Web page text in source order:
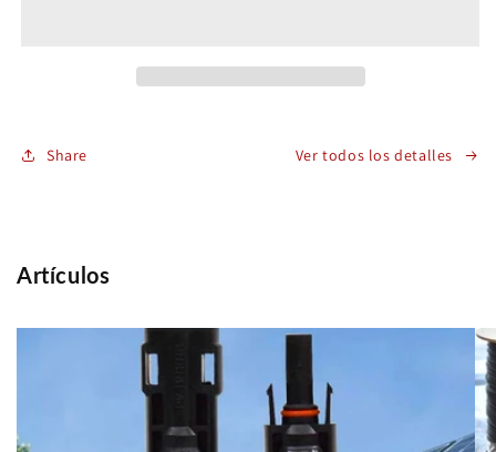
Share Ver todos los detalles
Artículos